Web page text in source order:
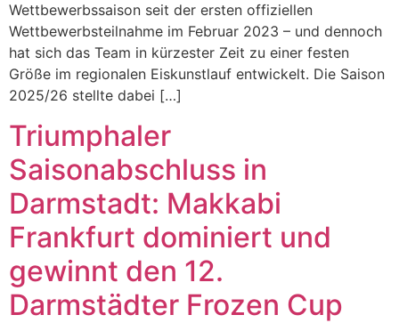
Wettbewerbssaison seit der ersten offiziellen
Wettbewerbsteilnahme im Februar 2023 – und dennoch
hat sich das Team in kürzester Zeit zu einer festen
Größe im regionalen Eiskunstlauf entwickelt. Die Saison
2025/26 stellte dabei […]
Triumphaler
Saisonabschluss in
Darmstadt: Makkabi
Frankfurt dominiert und
gewinnt den 12.
Darmstädter Frozen Cup